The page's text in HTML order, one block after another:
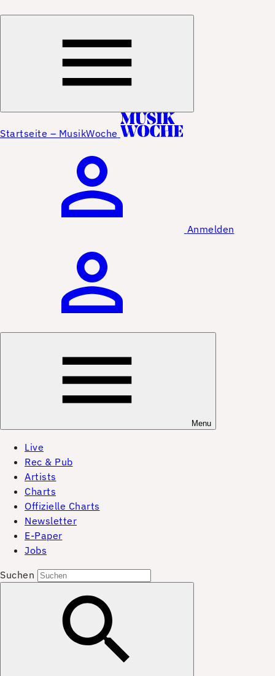
Startseite – MusikWoche
Anmelden
Menu
Live
Rec & Pub
Artists
Charts
Offizielle Charts
Newsletter
E-Paper
Jobs
Suchen